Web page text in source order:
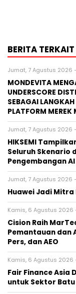
BERITA TERKAIT
Jumat, 7 Agustus 2026
MONDEVITA
UNDERSCORE
SEBAGAI
PLATFORM MEREK
Jumat, 7 Agustus 2026 -
HIKSEMI
Seluruh Skenario
Pengembangan
Jumat, 7 Agustus 2026
Huawei Jadi Mitra
Kamis, 6 Agustus 2026
Cision Raih
Pemantauan dan
Pers, dan AEO
Kamis, 6 Agustus 2026
Fair Finance Asia
untuk Sektor Batu